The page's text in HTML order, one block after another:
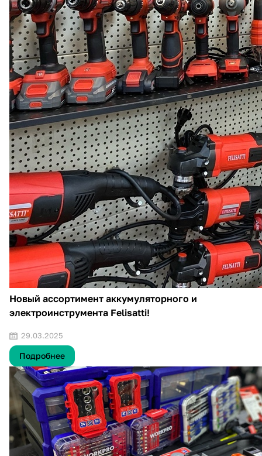
Новый ассортимент аккумуляторного и
электроинструмента Felisatti!
29.03.2025
Подробнее